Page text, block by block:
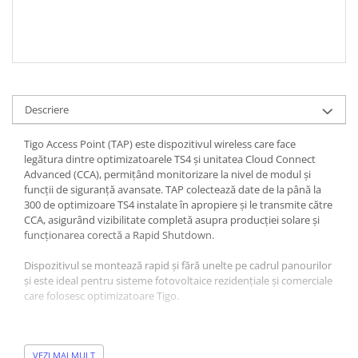
UPS pentru centrale termice si
sisteme de urgenta - acumulator
UPS Calculatoare si Servere
UPS Trifazat
Stabilizatoare Tensiune
PDUs unitati de distributie a
energiei electrice
Acumulatori UPS
Drumetii / Camping
Frigidere portabile
Descriere
Tigo Access Point (TAP) este dispozitivul wireless care face
legătura dintre optimizatoarele TS4 și unitatea Cloud Connect
Advanced (CCA), permițând monitorizare la nivel de modul și
funcții de siguranță avansate. TAP colectează date de la până la
300 de optimizoare TS4 instalate în apropiere și le transmite către
CCA, asigurând vizibilitate completă asupra producției solare și
funcționarea corectă a Rapid Shutdown.
Dispozitivul se montează rapid și fără unelte pe cadrul panourilor
și este ideal pentru sisteme fotovoltaice rezidențiale și comerciale
care folosesc optimizatoare Tigo.
Specificații tehnice
VEZI MAI MULT